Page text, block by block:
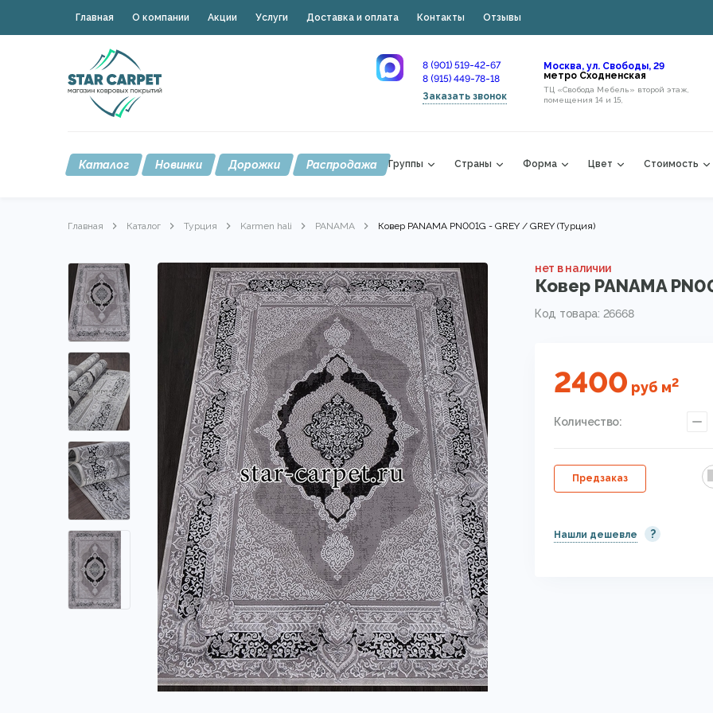
Главная О компании Акции Услуги Доставка и оплата Контакты Отзывы
8 (901) 519-42-67
8 (915) 449-78-18
Заказать звонок
Москва, ул. Свободы, 29
метро Сходненская
ТЦ «Свобода Мебель» второй этаж,
помещения 14 и 15,
Каталог Новинки Дорожки Распродажа Группы Страны Форма Цвет Стоимость
Главная Каталог Турция Karmen hali PANAMA Ковер PANAMA PN001G - GREY / GREY (Турция)
нет в наличии
Ковер PANAMA
Код товара: 26668
2400 руб м2
Количество:
Предзаказ
Нашли дешевле ?